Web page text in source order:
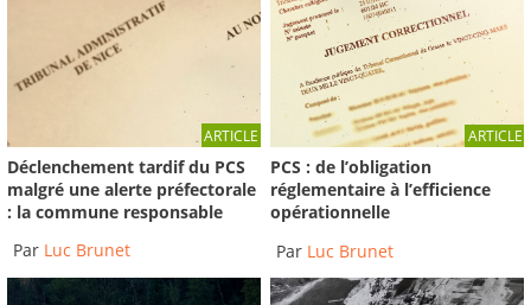
ARTICLE
Déclenchement tardif du PCS
malgré une alerte préfectorale
: la commune responsable
Par Luc Brunet
ARTICLE
PCS : de l’obligation
réglementaire à l’efficience
opérationnelle
Par Luc Brunet